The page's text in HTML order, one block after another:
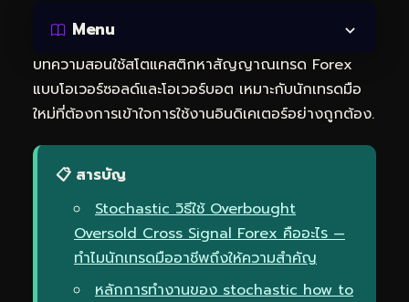
Menu
บทความสอนใช้สโตแคสติกหาสัญญาณเทรด Forex
แบบโอเวอร์ซอลด์และโอเวอร์บอต เหมาะกับนักเทรดมือ
ใหม่ที่ต้องการเข้าใจการใช้งานอินดิเคเตอร์อย่างถูกต้อง.
📋 สารบัญ
Stochastic วิธีใช้ Overbought
Oversold Cross Signal Forex คืออะไร —
ทำไมนักเทรดมืออาชีพถึงให้ความสำคัญ
หลักการทำงานของ stochastic how to